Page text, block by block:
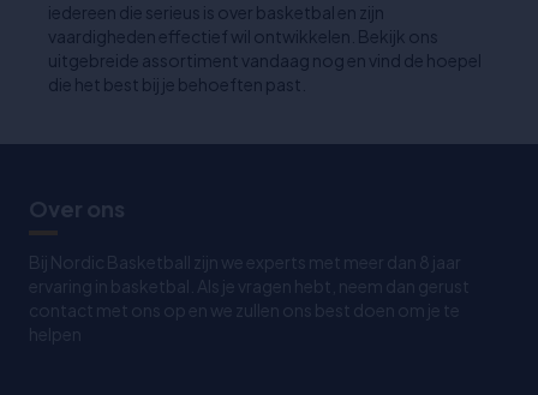
iedereen die serieus is over basketbal en zijn
vaardigheden effectief wil ontwikkelen. Bekijk ons
uitgebreide assortiment vandaag nog en vind de hoepel
die het best bij je behoeften past.
Over ons
Bij Nordic Basketball zijn we experts met meer dan 8 jaar
ervaring in basketbal. Als je vragen hebt, neem dan gerust
contact met ons op en we zullen ons best doen om je te
helpen